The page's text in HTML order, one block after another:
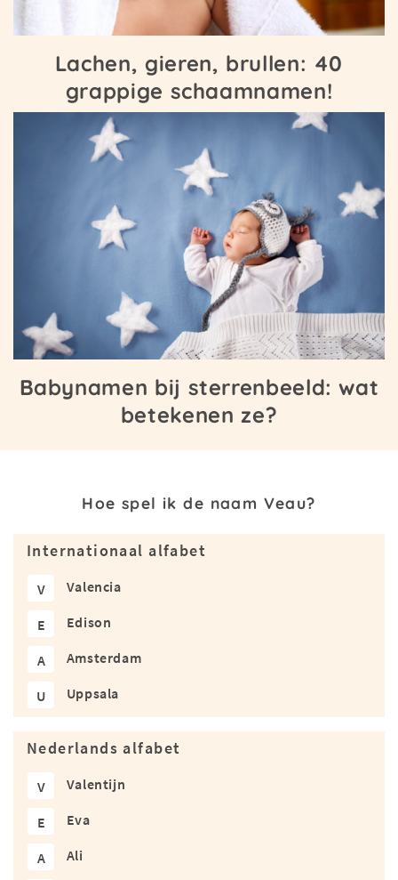
Lachen, gieren, brullen: 40
grappige schaamnamen!
Babynamen bij sterrenbeeld: wat
betekenen ze?
Hoe spel ik de naam Veau?
Internationaal alfabet
V Valencia
E Edison
A Amsterdam
U Uppsala
Nederlands alfabet
V Valentijn
E Eva
A Ali